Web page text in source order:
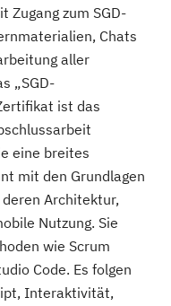
Zugang zum SGD-
Chats
aller
„SGD-
ist das
eine breites
mit den Grundlagen
Architektur,
Nutzung. Sie
wie Scrum
Code. Es folgen
Interaktivität,